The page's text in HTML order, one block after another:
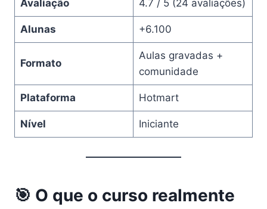
Avaliação 4.7 / 5 (24 avaliações)
Alunas +6.100
Formato
Aulas gravadas +
comunidade
Plataforma Hotmart
Nível Iniciante
🎯 O que o curso realmente